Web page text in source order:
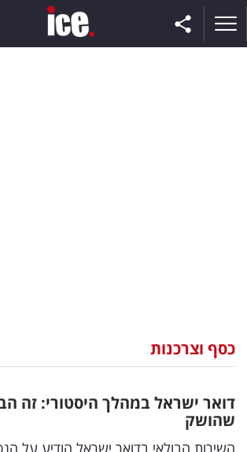
וצרכנות
דיגיטל
וטק
כסף וצרכנות
דואר ישראל במהלך היסטורי: זה
שהושק
השירות הבולאי בדואר ישראל הודיע על